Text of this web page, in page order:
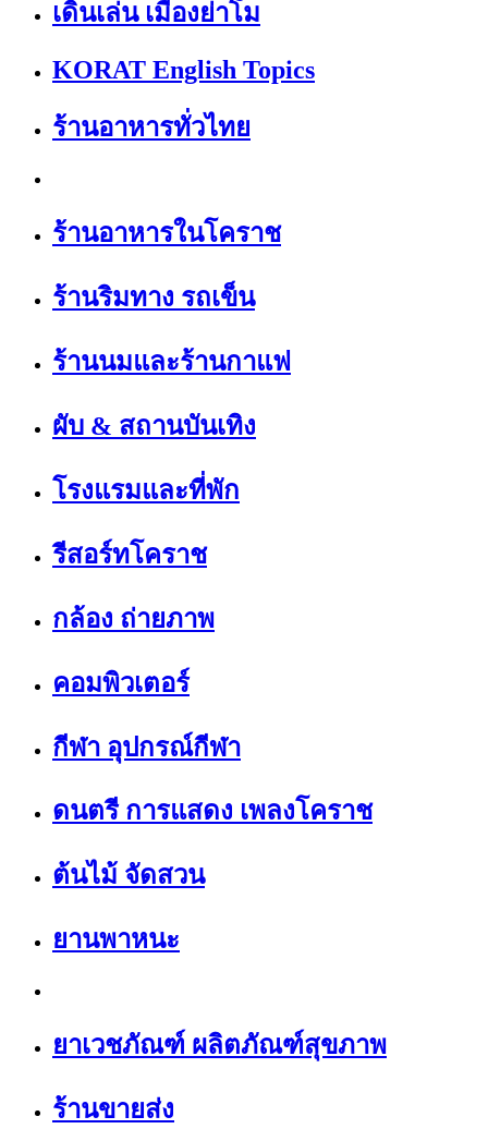
เดินเล่น เมืองย่าโม
KORAT English Topics
ร้านอาหารทั่วไทย
ร้านอาหารในโคราช
ร้านริมทาง รถเข็น
ร้านนมและร้านกาแฟ
ผับ & สถานบันเทิง
โรงแรมและที่พัก
รีสอร์ทโคราช
กล้อง ถ่ายภาพ
คอมพิวเตอร์
กีฬา อุปกรณ์กีฬา
ดนตรี การแสดง เพลงโคราช
ต้นไม้ จัดสวน
ยานพาหนะ
ยาเวชภัณฑ์ ผลิตภัณฑ์สุขภาพ
ร้านขายส่ง